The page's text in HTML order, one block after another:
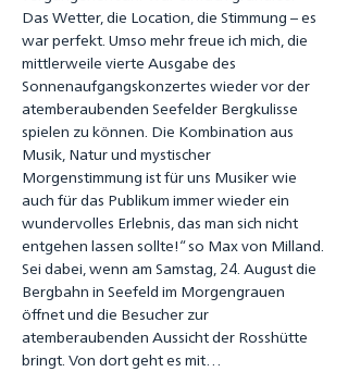
Das Wetter, die Location, die Stimmung – es
war perfekt. Umso mehr freue ich mich, die
mittlerweile vierte Ausgabe des
Sonnenaufgangskonzertes wieder vor der
atemberaubenden Seefelder Bergkulisse
spielen zu können. Die Kombination aus
Musik, Natur und mystischer
Morgenstimmung ist für uns Musiker wie
auch für das Publikum immer wieder ein
wundervolles Erlebnis, das man sich nicht
entgehen lassen sollte!“ so Max von Milland.
Sei dabei, wenn am Samstag, 24. August die
Bergbahn in Seefeld im Morgengrauen
öffnet und die Besucher zur
atemberaubenden Aussicht der Rosshütte
bringt. Von dort geht es mit…